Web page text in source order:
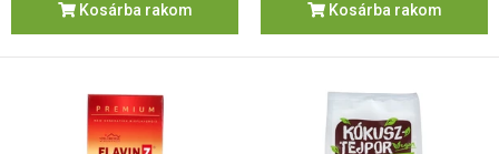
Kosárba rakom Kosárba rakom